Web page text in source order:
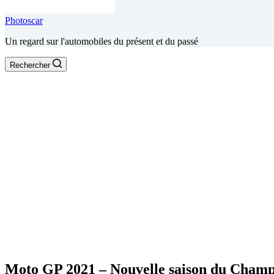
Photoscar
Un regard sur l'automobiles du présent et du passé
Rechercher
Moto GP 2021 – Nouvelle saison du